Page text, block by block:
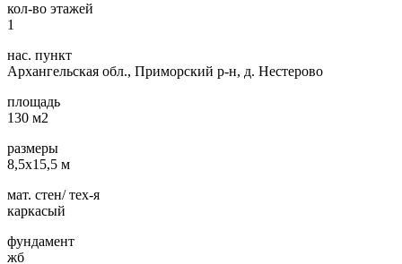
кол-во этажей
1
нас. пункт
Архангельская обл., Приморский р-н, д. Нестерово
площадь
130 м2
размеры
8,5х15,5 м
мат. стен/ тех-я
каркасый
фундамент
жб